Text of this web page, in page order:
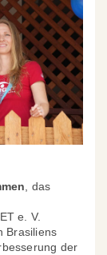
, das
e. V.
Brasiliens
der